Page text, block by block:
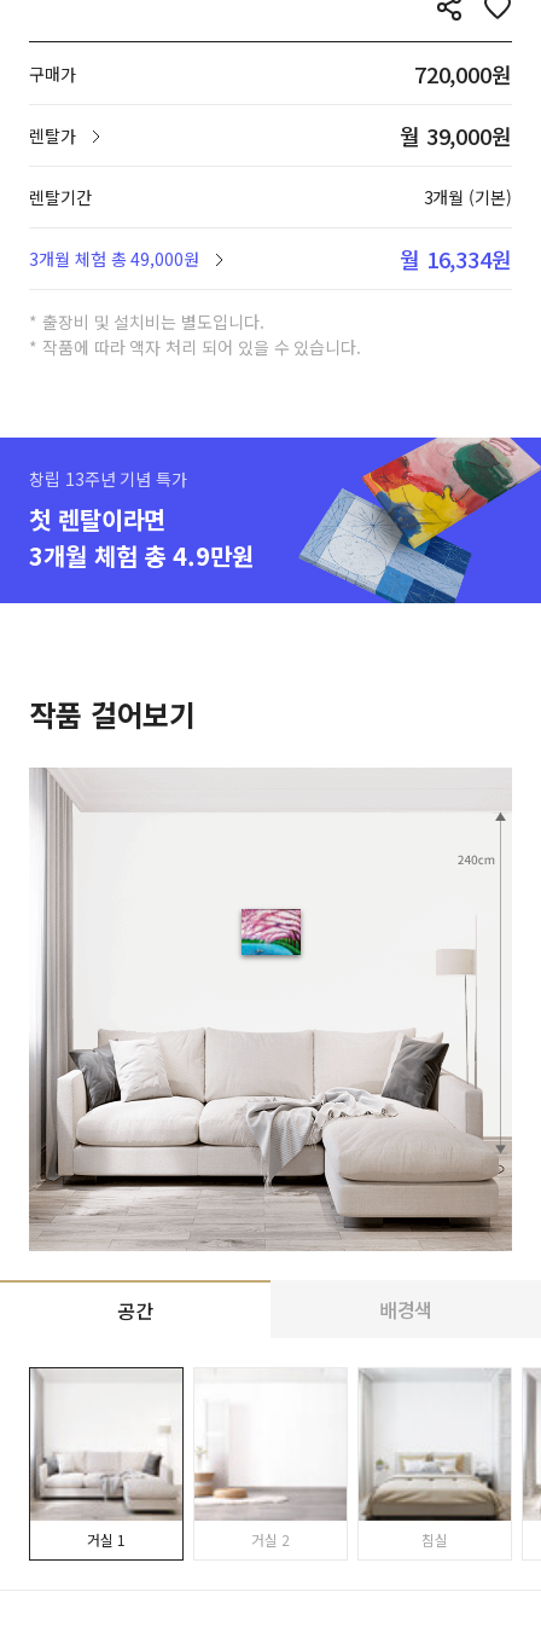
구매가 720,000원
렌탈가 월 39,000원
렌탈기간 3개월 (기본)
3개월 체험 총 49,000원 월 16,334원
* 출장비 및 설치비는 별도입니다.
* 작품에 따라 액자 처리 되어 있을 수 있습니다.
창립 13주년 기념 특가
첫 렌탈이라면
3개월 체험 총 4.9만원
작품 걸어보기
공간 배경색
거실 1 거실 2 침실